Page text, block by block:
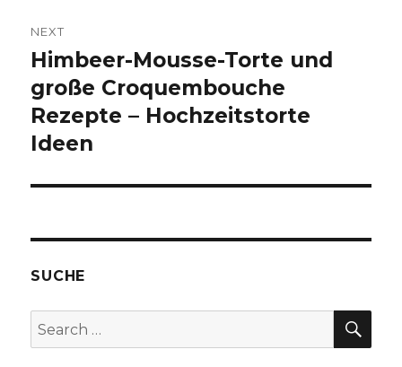
NEXT
Next
post:
Himbeer-Mousse-Torte und
große Croquembouche
Rezepte – Hochzeitstorte
Ideen
SUCHE
Search
for: